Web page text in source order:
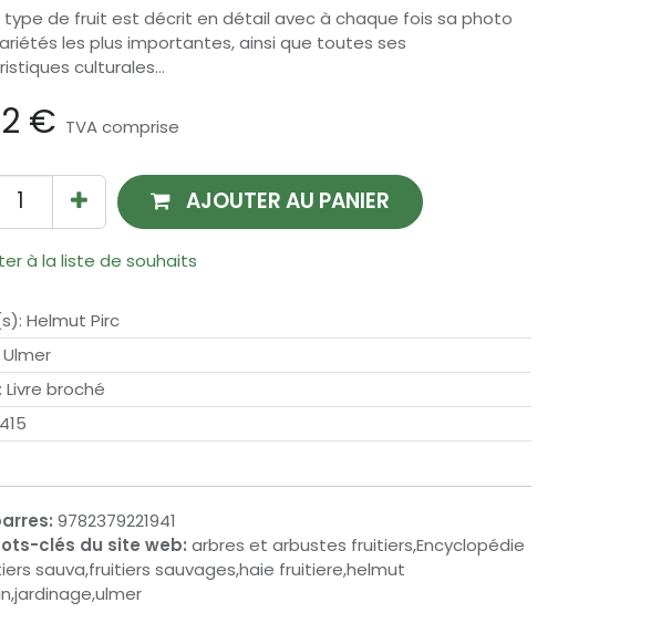
type de fruit est décrit en détail avec à chaque fois sa photo
les plus importantes, ainsi que toutes ses
culturales...
€ TVA comprise
AJOUTER AU PANIER
à la liste de souhaits
: Helmut Pirc
Ulmer
: Livre broché
415
9782379221941
clés du site web: arbres et arbustes fruitiers,Encyclopédie
sauva,fruitiers sauvages,haie fruitiere,helmut